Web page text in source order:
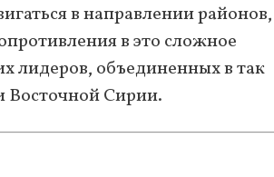
в направлении районов,
в это сложное
лидеров, объединенных в так
Сирии.